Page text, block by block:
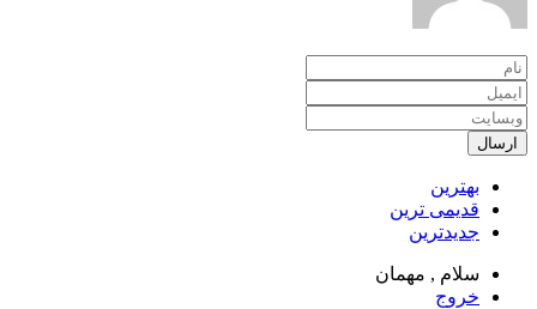
ارسال
بهترین
قدیمی ترین
جدیدترین
سلام , مهمان
خروج